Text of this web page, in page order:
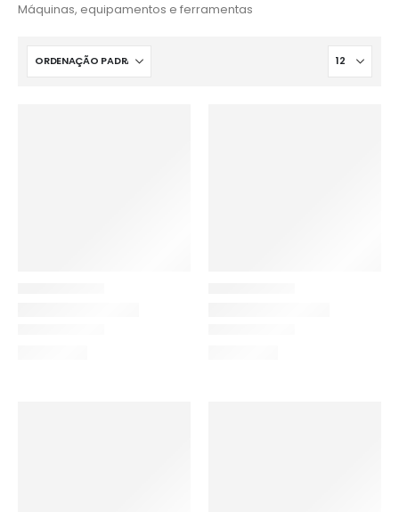
Máquinas, equipamentos e ferramentas